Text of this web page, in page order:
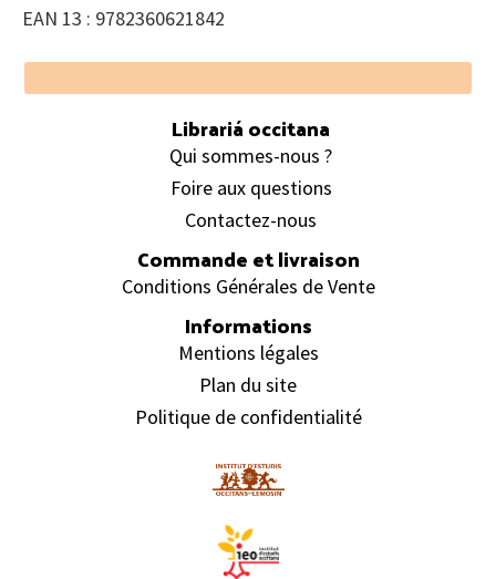
EAN 13 : 9782360621842
Footer
Librariá occitana
Qui sommes-nous ?
Foire aux questions
Contactez-nous
Commande et livraison
Conditions Générales de Vente
Informations
Mentions légales
Plan du site
Politique de confidentialité